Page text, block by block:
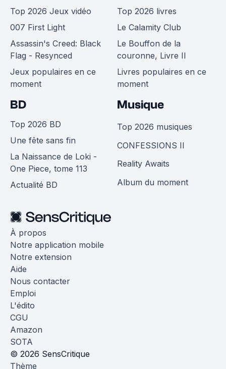
Top 2026 Jeux vidéo
007 First Light
Assassin's Creed: Black
Flag - Resynced
Jeux populaires en ce
moment
Top 2026 livres
Le Calamity Club
Le Bouffon de la
couronne, Livre II
Livres populaires en ce
moment
BD
Top 2026 BD
Une fête sans fin
La Naissance de Loki -
One Piece, tome 113
Actualité BD
Musique
Top 2026 musiques
CONFESSIONS II
Reality Awaits
Album du moment
À propos
Notre application mobile
Notre extension
Aide
Nous contacter
Emploi
L'édito
CGU
Amazon
SOTA
© 2026 SensCritique
Thème